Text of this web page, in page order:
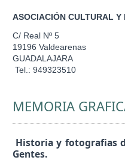
ASOCIACIÓN CULTURAL Y
C/ Real Nº 5
19196 Valdearenas
GUADALAJARA
Tel.: 949323510
MEMORIA
Historia y fotografias
Gentes.